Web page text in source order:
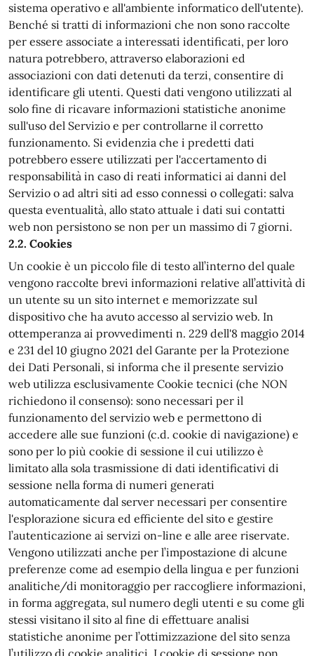
sistema operativo e all'ambiente informatico dell'utente).
Benché si tratti di informazioni che non sono raccolte
per essere associate a interessati identificati, per loro
natura potrebbero, attraverso elaborazioni ed
associazioni con dati detenuti da terzi, consentire di
identificare gli utenti. Questi dati vengono utilizzati al
solo fine di ricavare informazioni statistiche anonime
sull'uso del Servizio e per controllarne il corretto
funzionamento. Si evidenzia che i predetti dati
potrebbero essere utilizzati per l'accertamento di
responsabilità in caso di reati informatici ai danni del
Servizio o ad altri siti ad esso connessi o collegati: salva
questa eventualità, allo stato attuale i dati sui contatti
web non persistono se non per un massimo di 7 giorni.
2.2. Cookies
Un cookie è un piccolo file di testo all’interno del quale
vengono raccolte brevi informazioni relative all’attività di
un utente su un sito internet e memorizzate sul
dispositivo che ha avuto accesso al servizio web. In
ottemperanza ai provvedimenti n. 229 dell'8 maggio 2014
e 231 del 10 giugno 2021 del Garante per la Protezione
dei Dati Personali, si informa che il presente servizio
web utilizza esclusivamente Cookie tecnici (che NON
richiedono il consenso): sono necessari per il
funzionamento del servizio web e permettono di
accedere alle sue funzioni (c.d. cookie di navigazione) e
sono per lo più cookie di sessione il cui utilizzo è
limitato alla sola trasmissione di dati identificativi di
sessione nella forma di numeri generati
automaticamente dal server necessari per consentire
l'esplorazione sicura ed efficiente del sito e gestire
l’autenticazione ai servizi on-line e alle aree riservate.
Vengono utilizzati anche per l’impostazione di alcune
preferenze come ad esempio della lingua e per funzioni
analitiche/di monitoraggio per raccogliere informazioni,
in forma aggregata, sul numero degli utenti e su come gli
stessi visitano il sito al fine di effettuare analisi
statistiche anonime per l’ottimizzazione del sito senza
l’utilizzo di cookie analitici. I cookie di sessione non